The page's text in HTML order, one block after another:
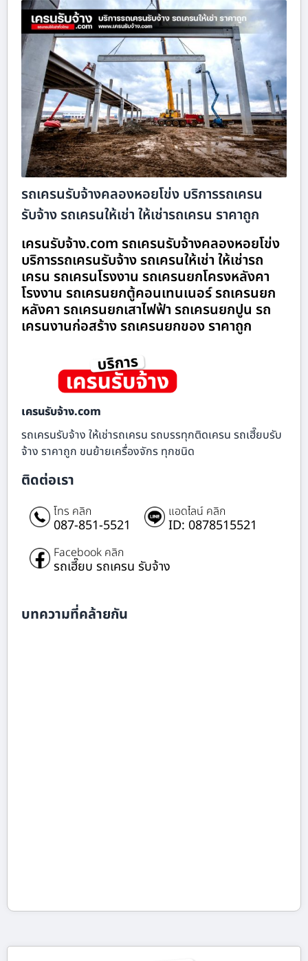
รถเครนรับจ้างคลองหอยโข่ง บริการรถเครน
รับจ้าง รถเครนให้เช่า ให้เช่ารถเครน ราคาถูก
เครนรับจ้าง.com รถเครนรับจ้างคลองหอยโข่ง
บริการรถเครนรับจ้าง รถเครนให้เช่า ให้เช่ารถ
เครน รถเครนโรงงาน รถเครนยกโครงหลังคา
โรงงาน รถเครนยกตู้คอนเทนเนอร์ รถเครนยก
หลังคา รถเครนยกเสาไฟฟ้า รถเครนยกปูน รถ
เครนงานก่อสร้าง รถเครนยกของ ราคาถูก
เครนรับจ้าง.com
รถเครนรับจ้าง ให้เช่ารถเครน รถบรรทุกติดเครน รถเฮี๊ยบรับ
จ้าง ราคาถูก ขนย้ายเครื่องจักร ทุกชนิด
ติดต่อเรา
โทร คลิก
087-851-5521
แอดไลน์ คลิก
ID: 0878515521
Facebook คลิก
รถเฮี๊ยบ รถเครน รับจ้าง
บทความที่คล้ายกัน